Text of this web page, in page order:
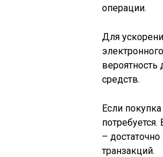
операции.
Для
средств.
Если
–
транзакций.